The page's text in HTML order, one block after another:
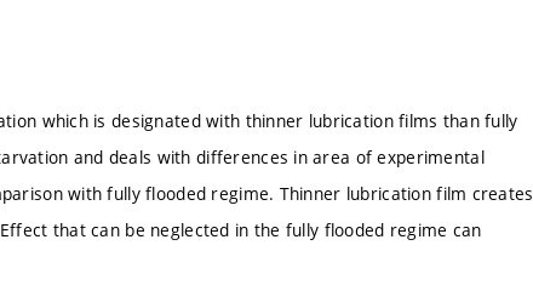
which is designated with thinner lubrication films than fully
and deals with differences in area of experimental
with fully flooded regime. Thinner lubrication film creates
that can be neglected in the fully flooded regime can